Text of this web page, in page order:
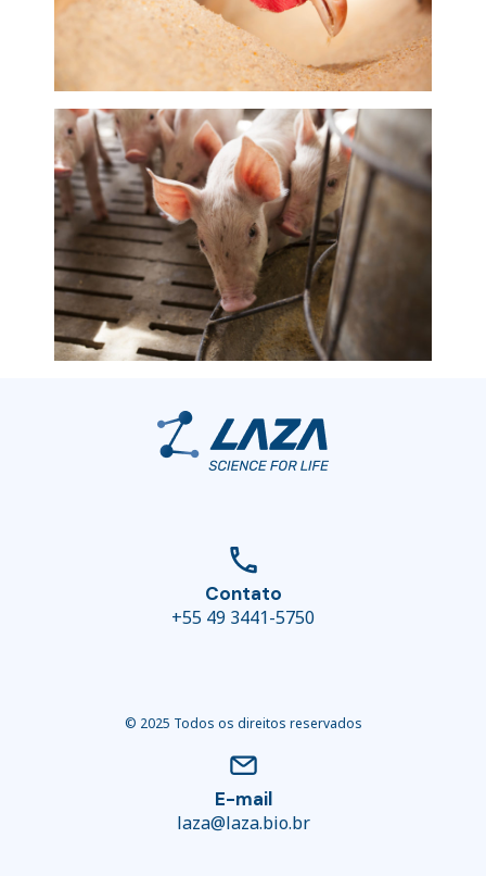
Contato
+55 49 3441-5750
© 2025 Todos os direitos reservados
E-mail
laza@laza.bio.br